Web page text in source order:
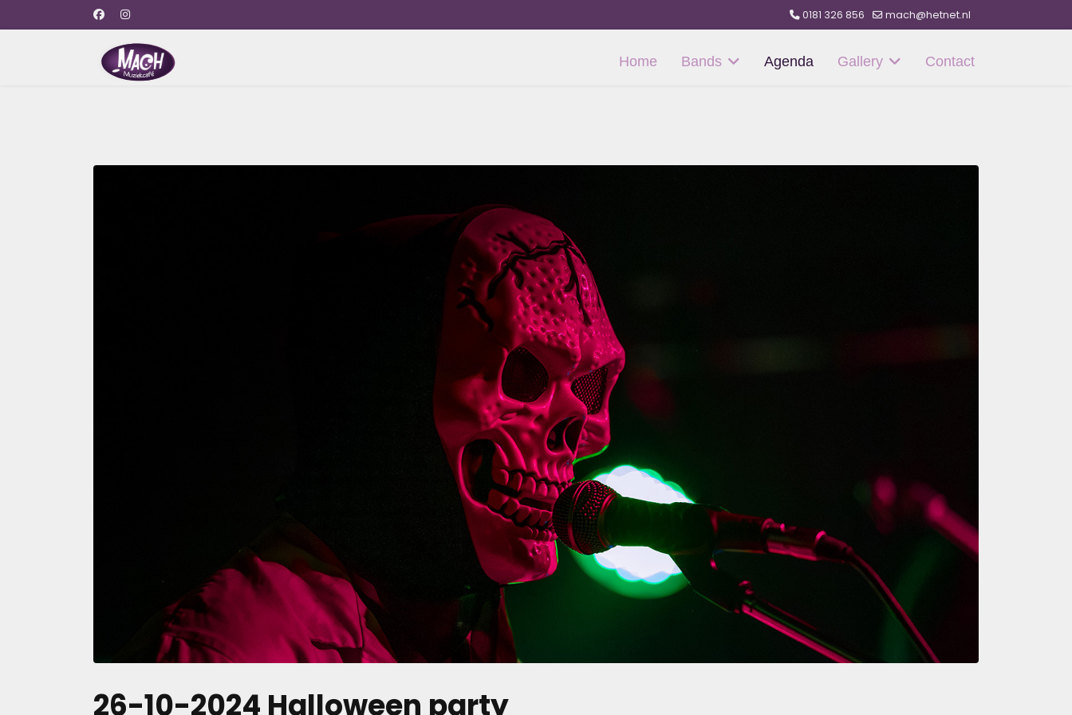
0181 326 856 mach@hetnet.nl
Home Bands Agenda Gallery Contact
26-10-2024 Halloween party